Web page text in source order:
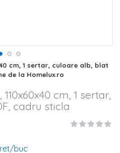
cm, 1 sertar, culoare alb, blat
de la Homelux.ro
cm, 1 sertar,
cadru sticla
buc